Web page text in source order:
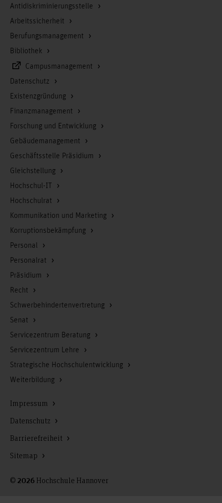
Antidiskriminierungsstelle
Arbeitssicherheit
Berufungsmanagement
Bibliothek
Campusmanagement
Datenschutz
Existenzgründung
Finanzmanagement
Forschung und Entwicklung
Gebäudemanagement
Geschäftsstelle Präsidium
Gleichstellung
Hochschul-IT
Hochschulrat
Kommunikation und Marketing
Korruptionsbekämpfung
Personal
Personalrat
Präsidium
Recht
Schwerbehindertenvertretung
Senat
Servicezentrum Beratung
Servicezentrum Lehre
Strategische Hochschulentwicklung
Weiterbildung
© 2026 Hochschule Hannover
Impressum
Datenschutz
Barrierefreiheit
Sitemap